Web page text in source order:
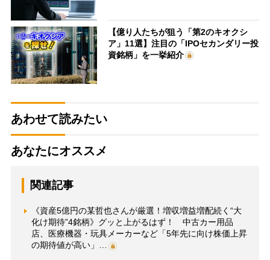
【億り人たちが狙う「第2のキオクシ
ア」11選】注目の「IPOセカンダリー投
資銘柄」を一挙紹介
あわせて読みたい
あなたにオススメ
関連記事
《資産5億円の某哲也さんが厳選！増収増益増配続く“大
化け期待”4銘柄》グッと上がるはず！ 中古カー用品
店、医療機器・玩具メーカーなど「5年先に向け株価上昇
の期待値が高い」…